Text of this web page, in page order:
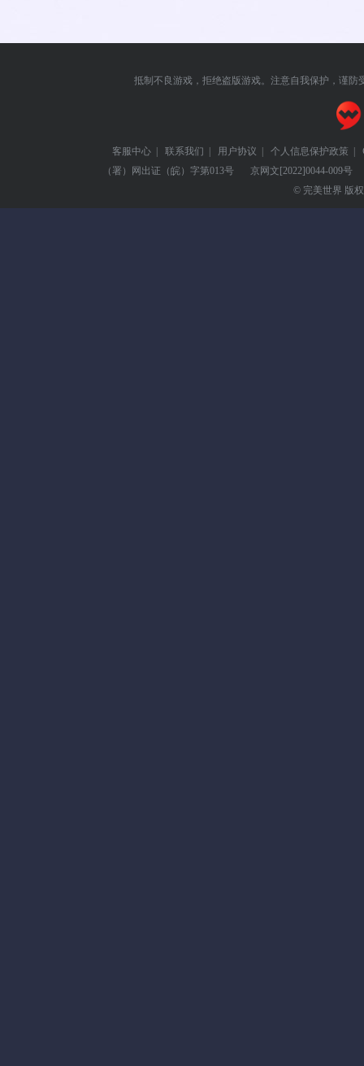
抵制不良游戏，拒绝盗版游戏。注意自我保护，谨防
客服中心 | 联系我们 | 用户协议 | 个人信息保护政策 |
（署）网出证（皖）字第013号
京网文[2022]0044-009号
© 完美世界 版权